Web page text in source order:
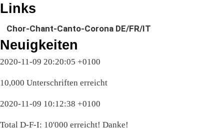
Links
Chor-Chant-Canto-Corona DE/FR/IT
Neuigkeiten
2020-11-09 20:20:05 +0100
10,000 Unterschriften erreicht
2020-11-09 10:12:38 +0100
Total D-F-I: 10'000 erreicht! Danke!